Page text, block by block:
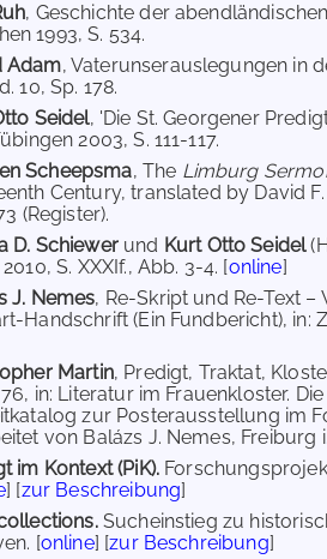
, Geschichte der
1993, S. 534.
Adam, Vaterunserauslegungen in
10, Sp. 178.
Seidel, 'Die St. Georgener
2003, S. 111-117.
Scheepsma, The Limburg
Century, translated by David
(Register).
D. Schiewerund Kurt Otto Seidel
S. XXXIf., Abb. 3-4. [online]
J. Nemes, Re-Skript und Re-Text
Handschrift (Ein Fundbericht), in:
Martin, Predigt, Traktat,
76, in: Literatur im Frauenkloster.
zur Posterausstellung im
von Balázs J. Nemes, Freiburg
im Kontext (PiK).
] [zur Beschreibung]
Sucheinstieg zu
[online] [zur Beschreibung]